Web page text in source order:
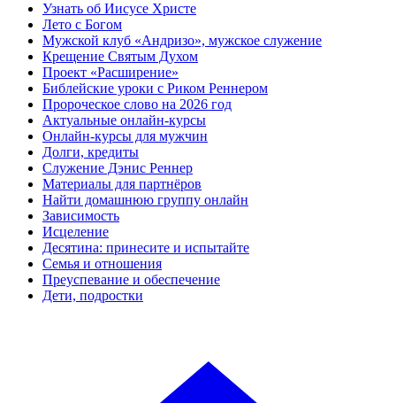
Узнать об Иисусе Христе
Лето с Богом
Мужской клуб «Андризо», мужское служение
Крещение Святым Духом
Проект «Расширение»
Библейские уроки с Риком Реннером
Пророческое слово на 2026 год
Актуальные онлайн-курсы
Онлайн-курсы для мужчин
Долги, кредиты
Служение Дэнис Реннер
Материалы для партнёров
Найти домашнюю группу онлайн
Зависимость
Исцеление
Десятина: принесите и испытайте
Семья и отношения
Преуспевание и обеспечение
Дети, подростки